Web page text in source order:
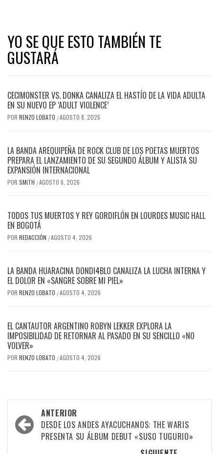
YO SE QUE ESTO TAMBIÉN TE
GUSTARÁ
CECIMONSTER VS. DONKA CANALIZA EL HASTÍO DE LA VIDA ADULTA
EN SU NUEVO EP ‘ADULT VIOLENCE’
POR RENZO LOBATO /AGOSTO 8, 2026
LA BANDA AREQUIPEÑA DE ROCK CLUB DE LOS POETAS MUERTOS
PREPARA EL LANZAMIENTO DE SU SEGUNDO ÁLBUM Y ALISTA SU
EXPANSIÓN INTERNACIONAL
POR SMITH /AGOSTO 6, 2026
TODOS TUS MUERTOS Y REY GORDIFLÓN EN LOURDES MUSIC HALL
EN BOGOTÁ
POR REDACCIÓN /AGOSTO 4, 2026
LA BANDA HUARACINA DONDI4BLO CANALIZA LA LUCHA INTERNA Y
EL DOLOR EN «SANGRE SOBRE MI PIEL»
POR RENZO LOBATO /AGOSTO 4, 2026
EL CANTAUTOR ARGENTINO ROBYN LEKKER EXPLORA LA
IMPOSIBILIDAD DE RETORNAR AL PASADO EN SU SENCILLO «NO
VOLVER»
POR RENZO LOBATO /AGOSTO 4, 2026
Navegación
por
ANTERIOR
DESDE LOS ANDES AYACUCHANOS: THE WARIS
PRESENTA SU ÁLBUM DEBUT «SUSO TUGURIO»